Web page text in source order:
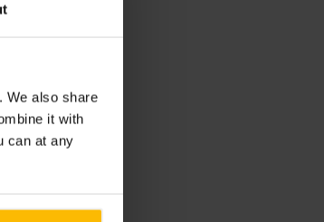
We also share
it with
can at any